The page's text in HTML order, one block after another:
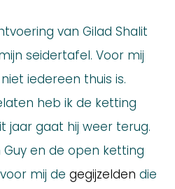
van Gilad Shalit
seidertafel. Voor mij
iedereen thuis is.
heb ik de ketting
jaar gaat hij weer terug.
en de open ketting
mij de gegijzelden die